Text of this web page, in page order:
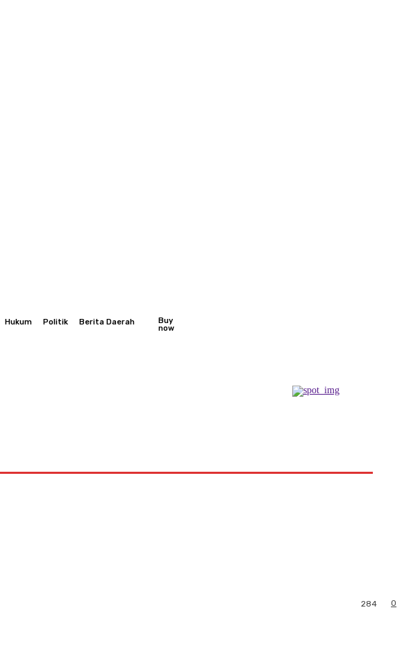
Hukum Politik
Berita Daerah
Buy
now
0
284